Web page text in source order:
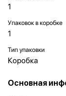
1
Упаковок в коробке
1
Тип упаковки
Коробка
Основная